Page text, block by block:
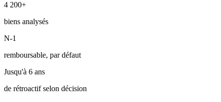
4 200+
biens analysés
N-1
remboursable, par défaut
Jusqu'à 6 ans
de rétroactif selon décision